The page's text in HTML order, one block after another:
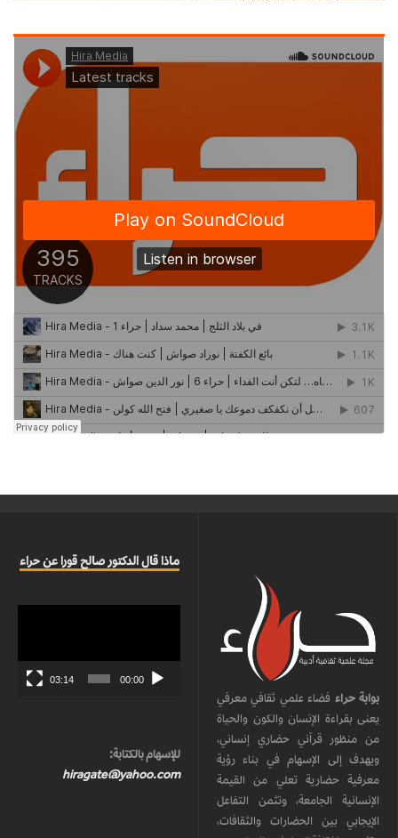
بوابة حراء فضاء علمي ثقافي معرفي
يعنى بقراءة الإنسان والكون والحياة
من منظور قرآني حضاري إنساني،
ويهدف إلى الإسهام في بناء رؤية
معرفية حضارية تعلي من القيمة
الإنسانية الجامعة، وتثمن التفاعل
الإيجابي بين الحضارات والثقافات،
ماذا قال الدكتور صالح قورا عن حراء
00:00
03:14
للإسهام بالكتابة:
hiragate@yahoo.com